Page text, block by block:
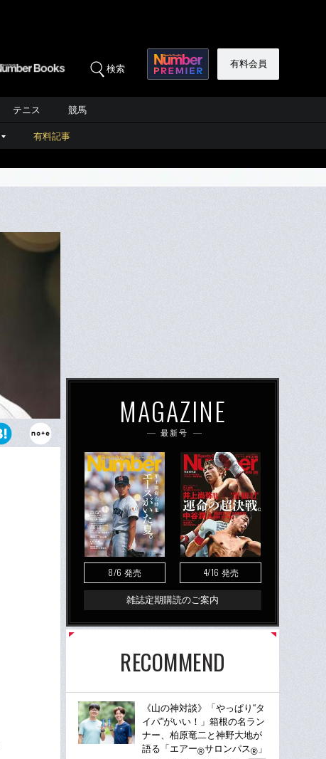
検索 有料会員
テニス 競馬
有料記事
MAGAZINE
最新号
8/6 発売 4/16 発売
雑誌定期購読のご案内
RECOMMEND
《山の神対談》「やっぱり“タ
イパ”がいい！」箱根の名ラン
ナー、柏原竜二と神野大地が
語る「エアー®サロンパス® 」